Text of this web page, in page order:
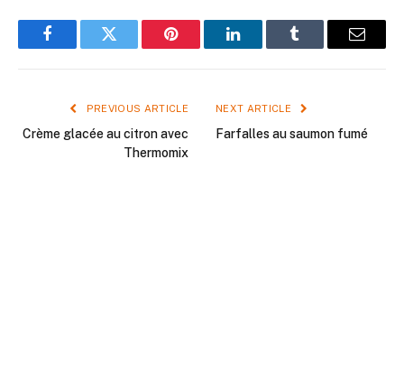
FacebookTwitter Pinterest LinkedInTumblr Email
PREVIOUS ARTICLE
Crème glacée au citron avec
Thermomix
NEXT ARTICLE
Farfalles au saumon fumé